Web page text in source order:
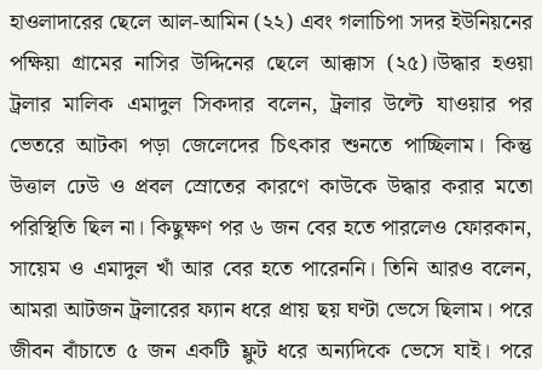
হাওলাদারের ছেলে আল-আমিন (২২) এবং গলাচিপা সদর ইউনিয়নের
পক্ষিয়া গ্রামের নাসির উদ্দিনের ছেলে আক্কাস (২৫)।উদ্ধার হওয়া
ট্রলার মালিক এমাদুল সিকদার বলেন, ট্রলার উল্টে যাওয়ার পর
ভেতরে আটকা পড়া জেলেদের চিৎকার শুনতে পাচ্ছিলাম। কিন্তু
উত্তাল ঢেউ ও প্রবল স্রোতের কারণে কাউকে উদ্ধার করার মতো
পরিস্থিতি ছিল না। কিছুক্ষণ পর ৬ জন বের হতে পারলেও ফোরকান,
সায়েম ও এমাদুল খাঁ আর বের হতে পারেননি। তিনি আরও বলেন,
আমরা আটজন ট্রলারের ফ্যান ধরে প্রায় ছয় ঘণ্টা ভেসে ছিলাম। পরে
জীবন বাঁচাতে ৫ জন একটি ফ্লুট ধরে অন্যদিকে ভেসে যাই। পরে